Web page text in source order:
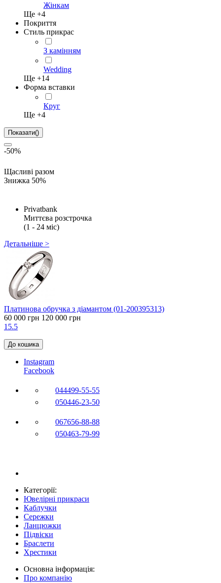
Жінкам
Ще +4
Покриття
Стиль прикрас
З камінням
Wedding
Ще +14
Форма вставки
Круг
Ще +4
Показати()
-50%
Щасливі разом
Знижка 50%
Privatbank
Миттєва розстрочка
(1 - 24 міс)
Детальніше >
Платинова обручка з діамантом (01-200395313)
60 000 грн 120 000 грн
15.5
До кошика
Instagram
Facebook
044499-55-55
050446-23-50
067656-88-88
050463-79-99
Категорії:
Ювелірні прикраси
Каблучки
Сережки
Ланцюжки
Підвіски
Браслети
Хрестики
Основна інформація:
Про компанію